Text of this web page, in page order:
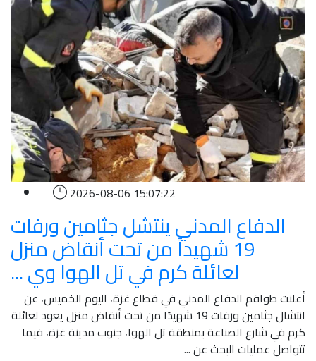
2026-08-06 15:07:22
الدفاع المدني ينتشل جثامين ورفات
19 شهيداً من تحت أنقاض منزل
لعائلة كرم في تل الهوا وي ...
أعلنت طواقم الدفاع المدني في قطاع غزة، اليوم الخميس، عن
انتشال جثامين ورفات 19 شهيدًا من تحت أنقاض منزل يعود لعائلة
كرم في شارع الصناعة بمنطقة تل الهوا، جنوب مدينة غزة، فيما
تتواصل عمليات البحث عن ...